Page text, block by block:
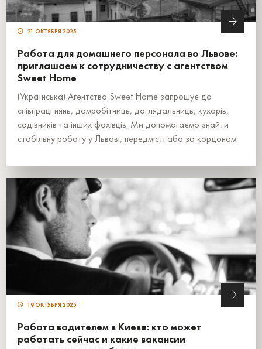
21 ОКТЯБРЯ 2025
Работа для домашнего персонала во Львове:
приглашаем к сотрудничеству с агентством
Sweet Home
(Українська) Агентство Sweet Home запрошує до
співпраці нянь, домробітниць, доглядальниць, кухарів,
садівників та інших фахівців. Ми допомагаємо знайти
стабільну роботу у Львові, передмісті або за кордоном.
19 ОКТЯБРЯ 2025
Работа водителем в Киеве: кто может
работать сейчас и какие вакансии